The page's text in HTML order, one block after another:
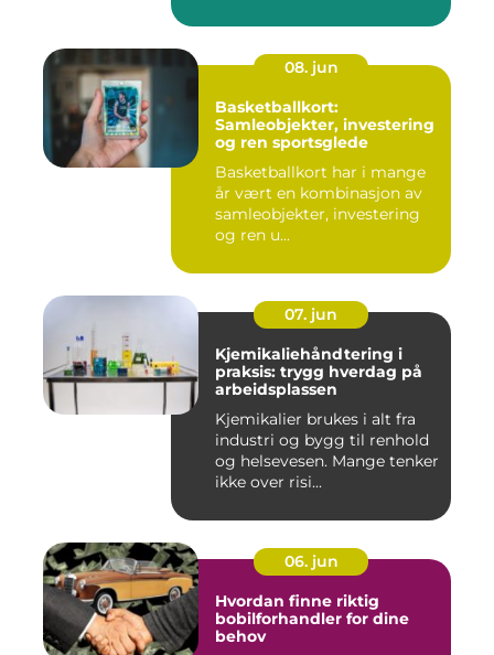
08. jun
Basketballkort:
Samleobjekter, investering
og ren sportsglede
Basketballkort har i mange
år vært en kombinasjon av
samleobjekter, investering
og ren u...
07. jun
Kjemikaliehåndtering i
praksis: trygg hverdag på
arbeidsplassen
Kjemikalier brukes i alt fra
industri og bygg til renhold
og helsevesen. Mange tenker
ikke over risi...
06. jun
Hvordan finne riktig
bobilforhandler for dine
behov